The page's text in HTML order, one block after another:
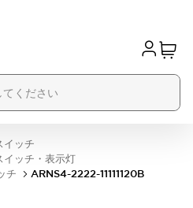
イッチ
ッチ・表示灯
チ
ARNS4-2222-11111120B